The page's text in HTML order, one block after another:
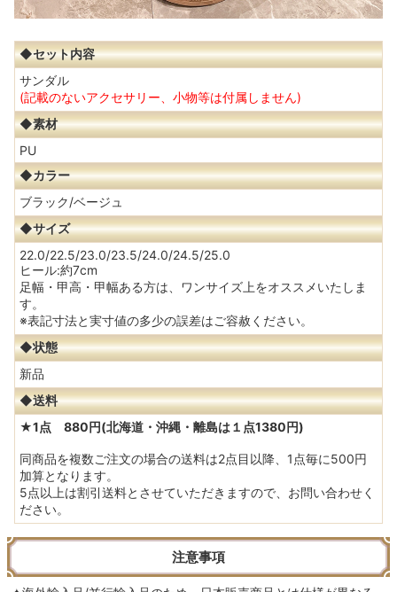
◆セット内容
サンダル
(記載のないアクセサリー、小物等は付属しません)
◆素材
PU
◆カラー
ブラック/ベージュ
◆サイズ
22.0/22.5/23.0/23.5/24.0/24.5/25.0
ヒール:約7cm
足幅・甲高・甲幅ある方は、ワンサイズ上をオススメいたしま
す。
※表記寸法と実寸値の多少の誤差はご容赦ください。
◆状態
新品
◆送料
★1点 880円(北海道・沖縄・離島は１点1380円)
同商品を複数ご注文の場合の送料は2点目以降、1点毎に500円
加算となります。
5点以上は割引送料とさせていただきますので、お問い合わせく
ださい。
注意事項